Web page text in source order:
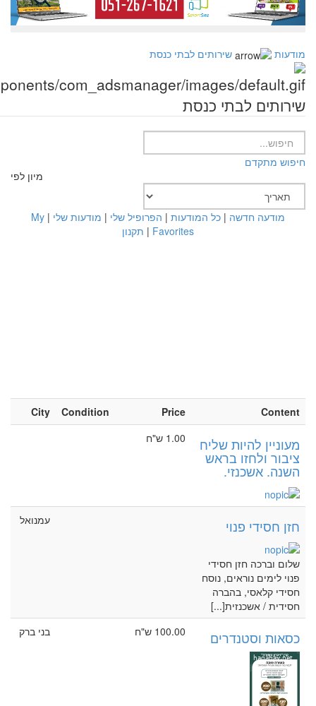
מודעות שירותים לבתי כנסת
שירותים לבתי כנסת
חיפוש מתקדם
מיון לפי
מודעה חדשה | כל המודעות | הפרופיל שלי | מודעות שלי |
My
Favorites
| תקנון
Content
Price
Condition
City
מעוניין להיות שליח
ציבור ולחזו בראש
השנה. אשכנזי.
1.00 ש"ח
חזן חסידי פנוי
שלום וברכה חזן חסידי
פנוי לימים נוראים, נוסח
חסידי קלאסי, בהברה
חסידית / אשכנזית[...]
עמנואל
כסאות וסטנדרים 100.00 ש"ח בני ברק